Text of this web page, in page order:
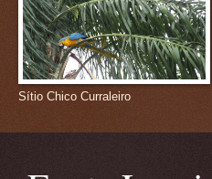
Sítio Chico Curraleiro